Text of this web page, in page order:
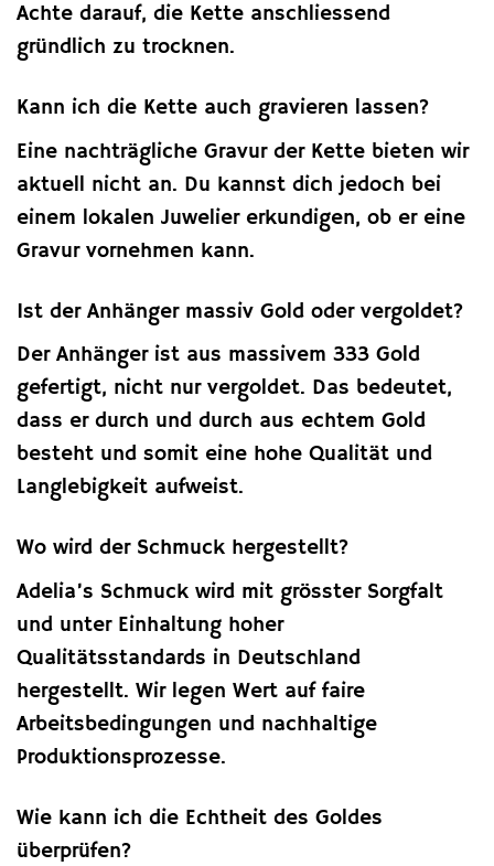
Achte darauf, die Kette anschliessend
gründlich zu trocknen.
Kann ich die Kette auch gravieren lassen?
Eine nachträgliche Gravur der Kette bieten wir
aktuell nicht an. Du kannst dich jedoch bei
einem lokalen Juwelier erkundigen, ob er eine
Gravur vornehmen kann.
Ist der Anhänger massiv Gold oder vergoldet?
Der Anhänger ist aus massivem 333 Gold
gefertigt, nicht nur vergoldet. Das bedeutet,
dass er durch und durch aus echtem Gold
besteht und somit eine hohe Qualität und
Langlebigkeit aufweist.
Wo wird der Schmuck hergestellt?
Adelia’s Schmuck wird mit grösster Sorgfalt
und unter Einhaltung hoher
Qualitätsstandards in Deutschland
hergestellt. Wir legen Wert auf faire
Arbeitsbedingungen und nachhaltige
Produktionsprozesse.
Wie kann ich die Echtheit des Goldes
überprüfen?